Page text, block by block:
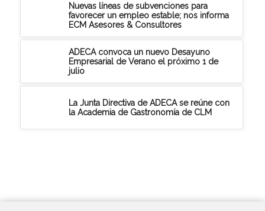
Nuevas líneas de subvenciones para
favorecer un empleo estable; nos informa
ECM Asesores & Consultores
ADECA convoca un nuevo Desayuno
Empresarial de Verano el próximo 1 de
julio
La Junta Directiva de ADECA se reúne con
la Academia de Gastronomía de CLM